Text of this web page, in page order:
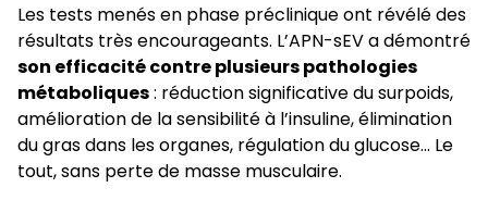
Les tests menés en phase préclinique ont révélé des
résultats très encourageants. L’APN-sEV a démontré
son efficacité contre plusieurs pathologies
métaboliques: réduction significative du surpoids,
amélioration de la sensibilité à l’insuline, élimination
du gras dans les organes, régulation du glucose… Le
tout, sans perte de masse musculaire.